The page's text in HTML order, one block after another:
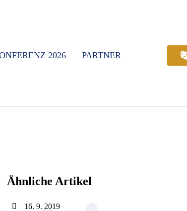
2026 PARTNER
Ähnliche Artikel
16. 9. 2019